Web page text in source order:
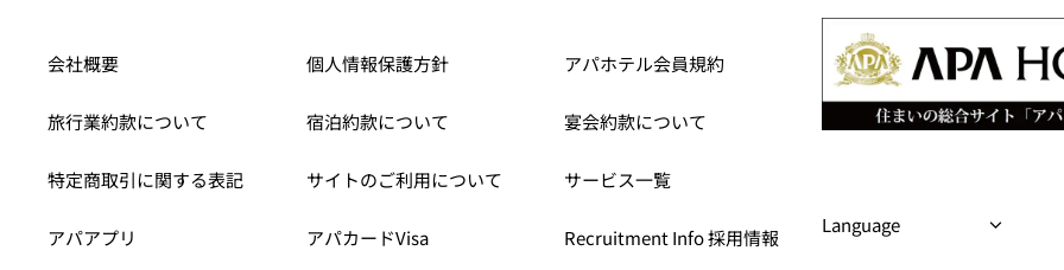
会社概要 個人情報保護方針 アパホテル会員規約
旅行業約款について 宿泊約款について 宴会約款について
特定商取引に関する表記 サイトのご利用について サービス一覧
アパアプリ アパカードVisa Recruitment Info 採用情報